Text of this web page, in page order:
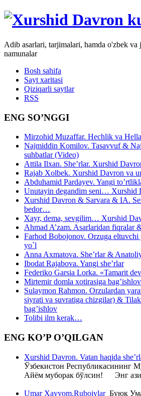
Adib asarlari, tarjimalari, hamda o'zbek va
namunalar
Bosh sahifa
Sayt xaritasi
Qiziqarli saytlar
RSS
ENG SO’NGGI
Mirzohid Muzaffar. Hechlik va
Najmiddin Komilov. Tasavvuf &
suhbatlar (Video)
Attila Ilxan. She’rlar. Xurshid
Rajab Xolbek. Xurshid Davron va
Abduhamid Pardayev. Yangi
Unutayin degandim seni… Xurshid
Xurshid Davron & Sarvara & IA.
bedor…
Xayr, dema, sevgilim… Xurshid
Ahmad A’zam. Asarlaridan fiqralar
Farhod Bobojonov. Orzuga
yo`l
Anna Axmatova. She’rlar &
Ibodat Rajabova. Yangi she’rlar
Federiko Garsia Lorka. «Tamarit
Mirtemir domla xotirasiga bag’ishlov
Sulaymon Rahmon. Orzulardan
siyrati va suvratiga chizgilar) & Tilak
bag’ishlov
Tolibi ilm kerak…
ENG KO’P O’QILGAN
Xurshid Davron. Vatan haqida
Ўзбекистон Республикасининг
Айём муборак бўлсин! Энг
Umar Xayyom.RuboiylarБуюк